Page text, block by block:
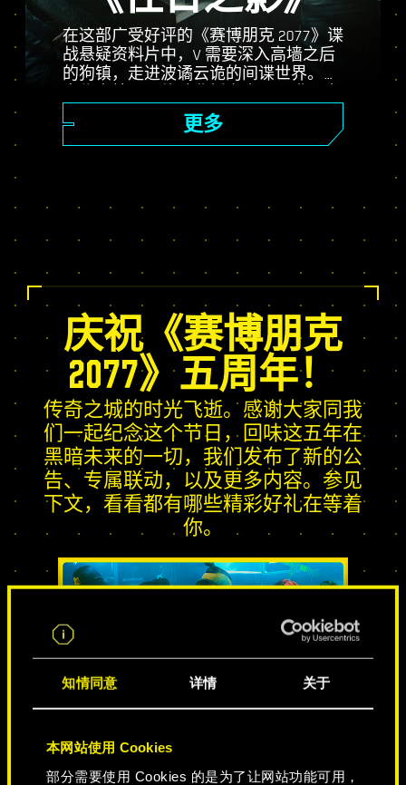
知情同意 详情 关于
本网站使用 Cookies
部分需要使用 Cookies 的是为了让网站功能可用，
在这部广受好评的《赛博朋克 2077》谍
战悬疑资料片中，V 需要深入高墙之后
的狗镇，走进波谲云诡的间谍世界。化
运抉择的精彩故事；使用自身独有的
Relic 技能树增强自身；体验随机变化的
开放世界任务、令人激动的全新委托和
更多
庆祝《赛博朋克
2077》五周年！
传奇之城的时光飞逝。感谢大家同我
们一起纪念这个节日，回味这五年在
黑暗未来的一切，我们发布了新的公
告、专属联动，以及更多内容。参见
下文，看看都有哪些精彩好礼在等着
你。
传奇之城